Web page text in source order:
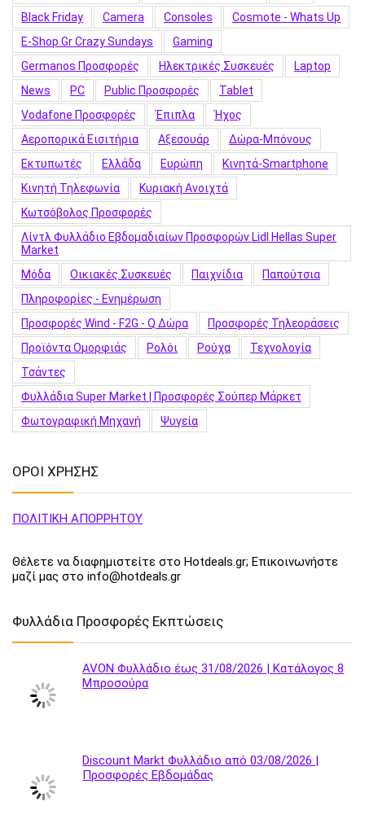
Black Friday
Camera Consoles
Cosmote - Whats Up
E-Shop.gr Crazy Sundays
Gaming
Germanos Προσφορές
Hλεκτρικές Συσκευές
Laptop
News
PC Public Προσφορές
Tablet
Vodafone Προσφορές
Έπιπλα
Ήχος
Αεροπορικά Εισιτήρια
Αξεσουάρ
Δώρα-Μπόνους
Εκτυπωτές
Ελλάδα Ευρώπη
Κινητά-Smartphone
Κινητή Τηλεφωνία
Κυριακή Ανοιχτά
Κωτσόβολος Προσφορές
Λίντλ Φυλλάδιο Εβδομαδιαίων Προσφορών Lidl Hellas Super
Market
Μόδα
Οικιακές Συσκευές Παιχνίδια
Παπούτσια
Πληροφορίες - Ενημέρωση
Προσφορές Wind - F2G - Q Δώρα
Προσφορές Τηλεοράσεις
Προϊόντα Ομορφιάς
Ρολόι Ρούχα
Τεχνολογία
Τσάντες
Φυλλάδια Super Market | Προσφορές Σούπερ Μάρκετ
Φωτογραφική Μηχανή
Ψυγεία
ΟΡΟΙ ΧΡΗΣΗΣ
ΠΟΛΙΤΙΚΗ ΑΠΟΡΡΗΤΟΥ
Θέλετε να διαφημιστείτε στο Hotdeals.gr; Επικοινωνήστε
μαζί μας στο info@hotdeals.gr
Φυλλάδια Προσφορές Εκπτώσεις
AVON Φυλλάδιο έως 31/08/2026 | Κατάλογος 8
Μπροσούρα
Discount Markt Φυλλάδιο από 03/08/2026 |
Προσφορές Εβδομάδας